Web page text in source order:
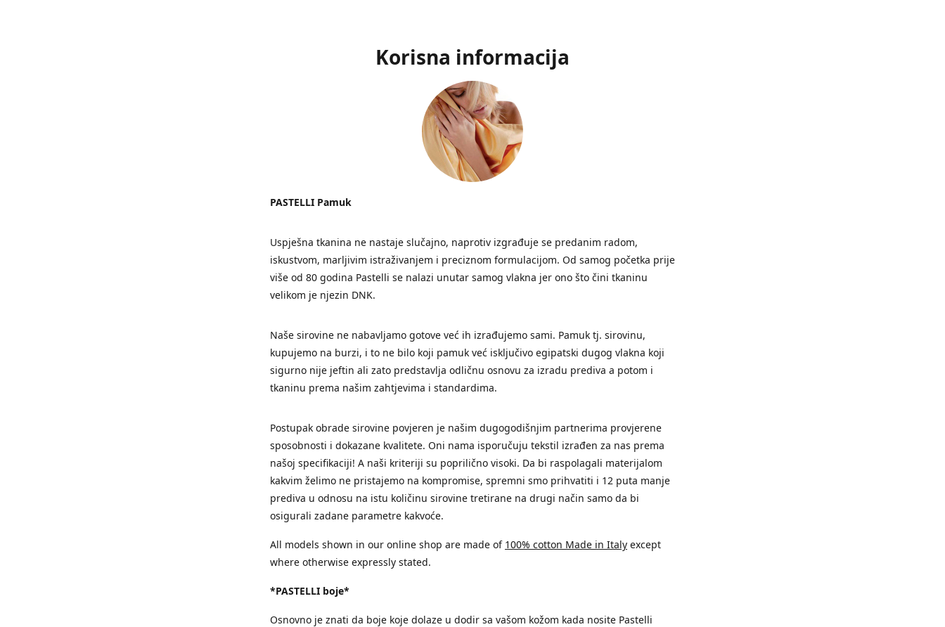
Korisna informacija
PASTELLI Pamuk
Uspješna tkanina ne nastaje slučajno, naprotiv izgrađuje se predanim radom,
iskustvom, marljivim istraživanjem i preciznom formulacijom. Od samog početka prije
više od 80 godina Pastelli se nalazi unutar samog vlakna jer ono što čini tkaninu
velikom je njezin DNK.
Naše sirovine ne nabavljamo gotove već ih izrađujemo sami. Pamuk tj. sirovinu,
kupujemo na burzi, i to ne bilo koji pamuk već isključivo egipatski dugog vlakna koji
sigurno nije jeftin ali zato predstavlja odličnu osnovu za izradu prediva a potom i
tkaninu prema našim zahtjevima i standardima.
Postupak obrade sirovine povjeren je našim dugogodišnjim partnerima provjerene
sposobnosti i dokazane kvalitete. Oni nama isporučuju tekstil izrađen za nas prema
našoj specifikaciji! A naši kriteriji su poprilično visoki. Da bi raspolagali materijalom
kakvim želimo ne pristajemo na kompromise, spremni smo prihvatiti i 12 puta manje
prediva u odnosu na istu količinu sirovine tretirane na drugi način samo da bi
osigurali zadane parametre kakvoće.
All models shown in our online shop are made of 100% cotton Made in Italy except
where otherwise expressly stated.
*PASTELLI boje*
Osnovno je znati da boje koje dolaze u dodir sa vašom kožom kada nosite Pastelli